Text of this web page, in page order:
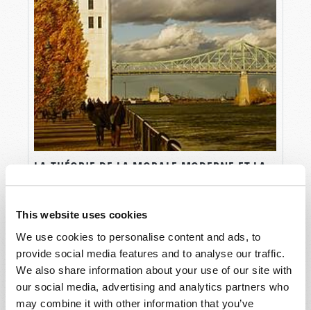
This website uses cookies
We use cookies to personalise content and ads, to
provide social media features and to analyse our traffic.
We also share information about your use of our site with
our social media, advertising and analytics partners who
may combine it with other information that you’ve
LA THÉORIE DE LA MORALE MODERNE ET LA
GRÈVE DU 7 OCTOBRE 1969